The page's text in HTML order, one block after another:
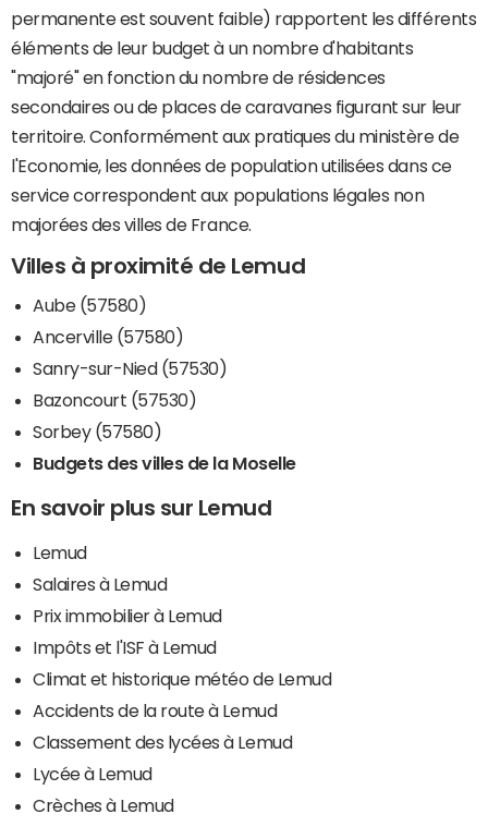
permanente est souvent faible) rapportent les différents
éléments de leur budget à un nombre d'habitants
"majoré" en fonction du nombre de résidences
secondaires ou de places de caravanes figurant sur leur
territoire. Conformément aux pratiques du ministère de
l'Economie, les données de population utilisées dans ce
service correspondent aux populations légales non
majorées des villes de France.
Villes à proximité de Lemud
Aube (57580)
Ancerville (57580)
Sanry-sur-Nied (57530)
Bazoncourt (57530)
Sorbey (57580)
Budgets des villes de la Moselle
En savoir plus sur Lemud
Lemud
Salaires à Lemud
Prix immobilier à Lemud
Impôts et l'ISF à Lemud
Climat et historique météo de Lemud
Accidents de la route à Lemud
Classement des lycées à Lemud
Lycée à Lemud
Crèches à Lemud